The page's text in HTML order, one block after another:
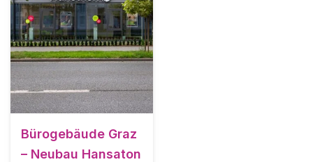
Bürogebäude Graz
– Neubau Hansaton